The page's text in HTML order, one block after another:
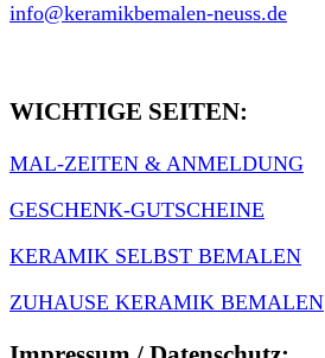
info@keramikbemalen-neuss.de
WICHTIGE SEITEN:
MAL-ZEITEN & ANMELDUNG
GESCHENK-GUTSCHEINE
KERAMIK SELBST BEMALEN
ZUHAUSE KERAMIK BEMALEN